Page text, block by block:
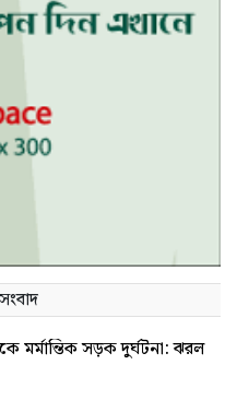
মর্মান্তিক সড়ক দুর্ঘটনা: ঝরল